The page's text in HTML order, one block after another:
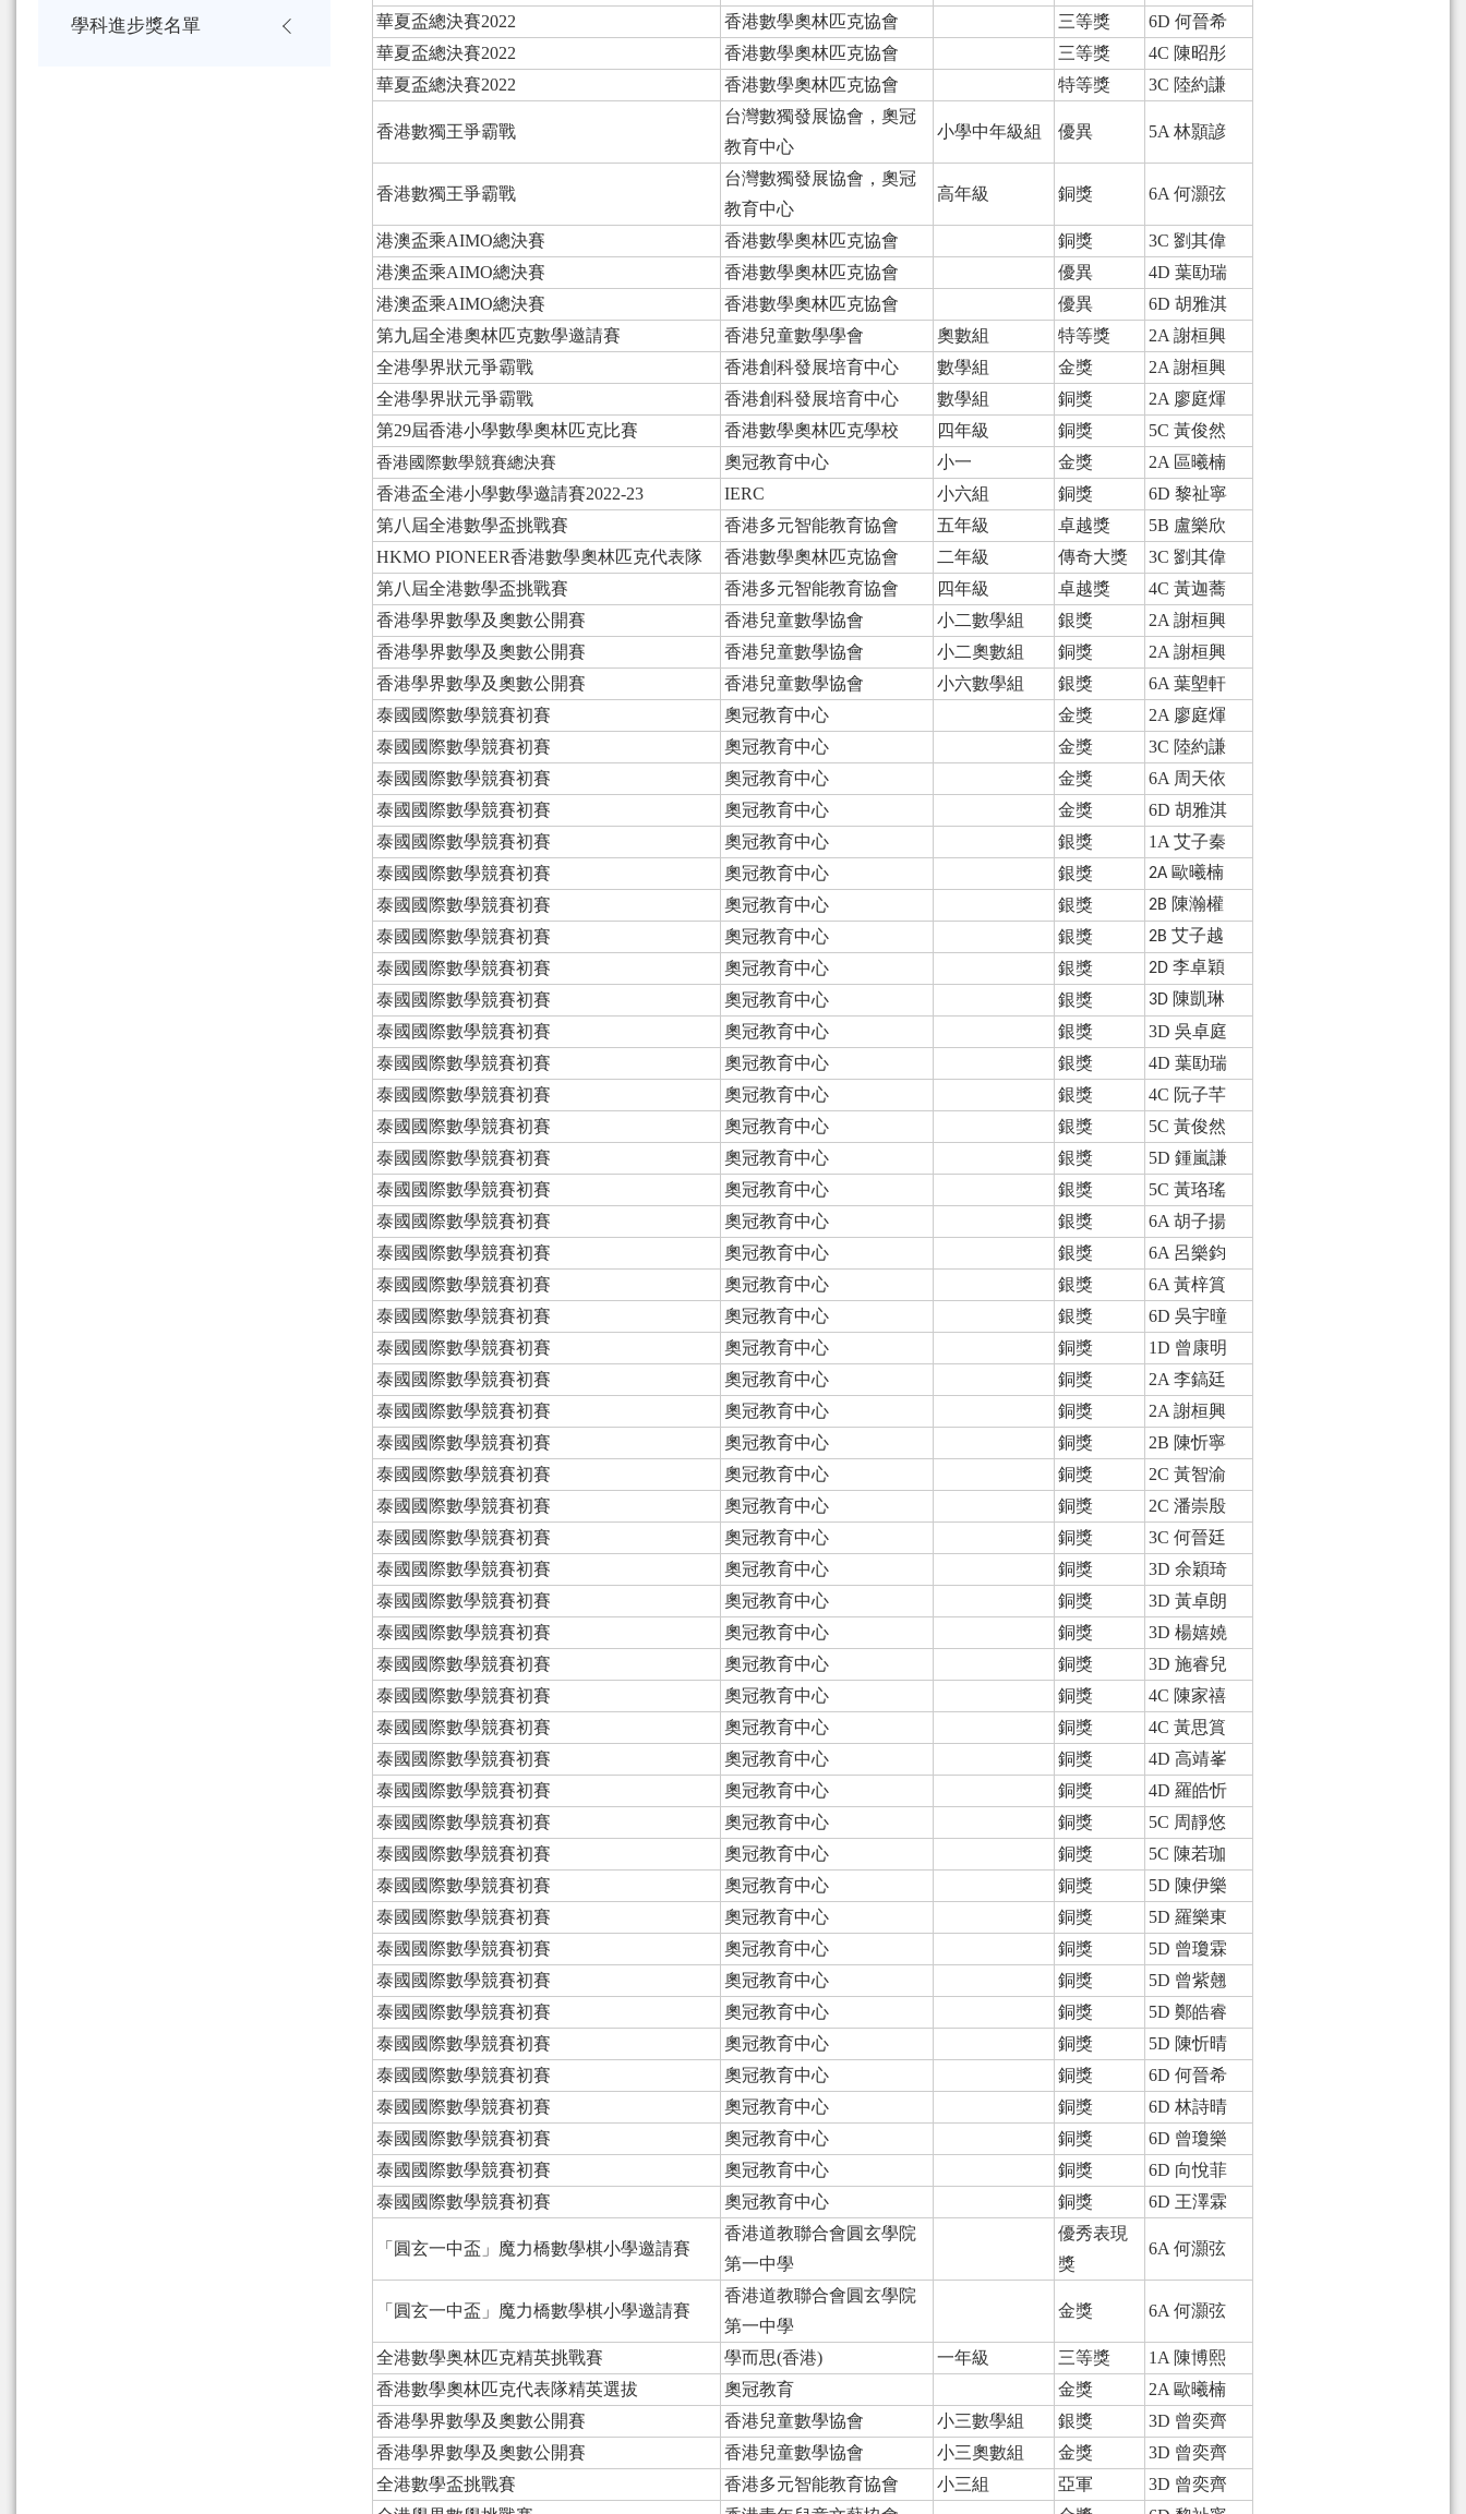
華夏盃總決賽2022
香港數學奧林匹克協會 三等獎
6D 何晉希
華夏盃總決賽2022
香港數學奧林匹克協會 三等獎
4C 陳昭彤
華夏盃總決賽2022
香港數學奧林匹克協會 特等獎 3C 陸約謙
香港數獨王爭霸戰
台灣數獨發展協會，奧冠
教育中心
小學中年級組 優異 5A 林顥諺
香港數獨王爭霸戰
台灣數獨發展協會，奧冠
教育中心
高年級 銅獎 6A 何灝弦
港澳盃乘AIMO總決賽 香港數學奧林匹克協會 銅獎
3C 劉其偉
港澳盃乘AIMO總決賽
香港數學奧林匹克協會 優異
4D 葉劻瑞
港澳盃乘AIMO總決賽
香港數學奧林匹克協會 優異
6D 胡雅淇
第九屆全港奧林匹克數學邀請賽
香港兒童數學學會 奧數組 特等獎
2A 謝桓興
全港學界狀元爭霸戰
香港創科發展培育中心 數學組 金獎
2A 謝桓興
全港學界狀元爭霸戰
香港創科發展培育中心 數學組 銅獎
2A 廖庭煇
第29屆香港小學數學奧林匹克比賽
香港數學奧林匹克學校 四年級 銅獎 5C 黃俊然
香港國際數學競賽總決賽 奧冠教育中心 小一 金獎
2A 區曦楠
香港盃全港小學數學邀請賽2022-23
IERC 小六組 銅獎
6D 黎祉寧
第八屆全港數學盃挑戰賽
香港多元智能教育協會 五年級 卓越獎
5B 盧樂欣
HKMO PIONEER香港數學奧林匹克代表隊
香港數學奧林匹克協會 二年級 傳奇大獎
3C 劉其偉
第八屆全港數學盃挑戰賽
香港多元智能教育協會 四年級 卓越獎
4C 黃迦蕎
香港學界數學及奧數公開賽
香港兒童數學協會 小二數學組 銀獎
2A 謝桓興
香港學界數學及奧數公開賽
香港兒童數學協會 小二奧數組 銅獎
2A 謝桓興
香港學界數學及奧數公開賽
香港兒童數學協會 小六數學組 銀獎
6A 葉塱軒
泰國國際數學競賽初賽
奧冠教育中心 金獎
2A 廖庭煇
泰國國際數學競賽初賽
奧冠教育中心 金獎
3C 陸約謙
泰國國際數學競賽初賽
奧冠教育中心 金獎
6A 周天依
泰國國際數學競賽初賽
奧冠教育中心 金獎
6D 胡雅淇
泰國國際數學競賽初賽
奧冠教育中心 銀獎
1A 艾子秦
泰國國際數學競賽初賽
奧冠教育中心 銀獎 2A 歐曦楠
泰國國際數學競賽初賽 奧冠教育中心 銀獎 2B 陳瀚權
泰國國際數學競賽初賽 奧冠教育中心 銀獎 2B 艾子越
泰國國際數學競賽初賽 奧冠教育中心 銀獎 2D 李卓穎
泰國國際數學競賽初賽 奧冠教育中心 銀獎 3D 陳凱琳
泰國國際數學競賽初賽 奧冠教育中心 銀獎
3D 吳卓庭
泰國國際數學競賽初賽
奧冠教育中心 銀獎
4D 葉劻瑞
泰國國際數學競賽初賽
奧冠教育中心 銀獎
4C 阮子芊
泰國國際數學競賽初賽
奧冠教育中心 銀獎
5C 黃俊然
泰國國際數學競賽初賽
奧冠教育中心 銀獎
5D 鍾嵐謙
泰國國際數學競賽初賽
奧冠教育中心 銀獎
5C 黃珞瑤
泰國國際數學競賽初賽
奧冠教育中心 銀獎
6A 胡子揚
泰國國際數學競賽初賽
奧冠教育中心 銀獎
6A 呂樂鈞
泰國國際數學競賽初賽
奧冠教育中心 銀獎
6A 黃梓篔
泰國國際數學競賽初賽
奧冠教育中心 銀獎
6D 吳宇曈
泰國國際數學競賽初賽
奧冠教育中心 銅獎
1D 曾康明
泰國國際數學競賽初賽
奧冠教育中心 銅獎
2A 李鎬廷
泰國國際數學競賽初賽
奧冠教育中心 銅獎
2A 謝桓興
泰國國際數學競賽初賽
奧冠教育中心 銅獎
2B 陳忻寧
泰國國際數學競賽初賽
奧冠教育中心 銅獎
2C 黃智渝
泰國國際數學競賽初賽
奧冠教育中心 銅獎
2C 潘崇殷
泰國國際數學競賽初賽
奧冠教育中心 銅獎
3C 何晉廷
泰國國際數學競賽初賽
奧冠教育中心 銅獎
3D 余穎琦
泰國國際數學競賽初賽
奧冠教育中心 銅獎
3D 黃卓朗
泰國國際數學競賽初賽
奧冠教育中心 銅獎
3D 楊嬉嬈
泰國國際數學競賽初賽
奧冠教育中心 銅獎
3D 施睿兒
泰國國際數學競賽初賽
奧冠教育中心 銅獎
4C 陳家禧
泰國國際數學競賽初賽
奧冠教育中心 銅獎
4C 黃思篔
泰國國際數學競賽初賽
奧冠教育中心 銅獎
4D 高靖峯
泰國國際數學競賽初賽
奧冠教育中心 銅獎
4D 羅皓忻
泰國國際數學競賽初賽
奧冠教育中心 銅獎
5C 周靜悠
泰國國際數學競賽初賽
奧冠教育中心 銅獎
5C 陳若珈
泰國國際數學競賽初賽
奧冠教育中心 銅獎
5D 陳伊樂
泰國國際數學競賽初賽
奧冠教育中心 銅獎
5D 羅樂東
泰國國際數學競賽初賽
奧冠教育中心 銅獎
5D 曾瓊霖
泰國國際數學競賽初賽
奧冠教育中心 銅獎
5D 曾紫翹
泰國國際數學競賽初賽
奧冠教育中心 銅獎
5D 鄭皓睿
泰國國際數學競賽初賽
奧冠教育中心 銅獎
5D 陳忻晴
泰國國際數學競賽初賽
奧冠教育中心 銅獎
6D 何晉希
泰國國際數學競賽初賽
奧冠教育中心 銅獎
6D 林詩晴
泰國國際數學競賽初賽
奧冠教育中心 銅獎
6D 曾瓊樂
泰國國際數學競賽初賽
奧冠教育中心 銅獎
6D 向悅菲
泰國國際數學競賽初賽
奧冠教育中心 銅獎 6D 王澤霖
「圓玄一中盃」魔力橋數學棋小學邀請賽
香港道教聯合會圓玄學院
第一中學
優秀表現
獎
6A 何灝弦
「圓玄一中盃」魔力橋數學棋小學邀請賽
香港道教聯合會圓玄學院
第一中學
金獎 6A 何灝弦
全港數學奥林匹克精英挑戰賽 學而思(香港) 一年級 三等獎
1A 陳博熙
香港數學奧林匹克代表隊精英選拔
奧冠教育 金獎
2A 歐曦楠
香港學界數學及奧數公開賽
香港兒童數學協會 小三數學組 銀獎
3D 曾奕齊
香港學界數學及奧數公開賽
香港兒童數學協會 小三奧數組 金獎
3D 曾奕齊
全港數學盃挑戰賽
香港多元智能教育協會 小三組 亞軍
3D 曾奕齊
學科進步獎名單